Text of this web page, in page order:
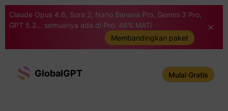
Claude Opus 4.6, Sora 2, Nano Banana Pro, Gemini 3 Pro,
GPT 5.2... semuanya ada di Pro. 46% MATI
Membandingkan paket
GlobalGPT Mulai Gratis